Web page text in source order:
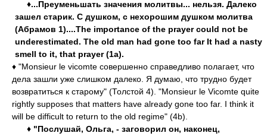
♦...Преуменьшать значения молитвы... нельзя. Далеко
зашел старик. С душком, с нехорошим душком молитва
(Абрамов 1)....The importance of the prayer could not be
underestimated. The old man had gone too far It had a nasty
smell to it, that prayer (1a).
♦ "Monsieur le vicomte совершенно справедливо полагает, что
дела зашли уже слишком далеко. Я думаю, что трудно будет
возвратиться к старому" (Толстой 4). "Monsieur le Vicomte quite
rightly supposes that matters have already gone too far. I think it
will be difficult to return to the old regime" (4b).
♦ "Послушай, Ольга, - заговорил он, наконец,